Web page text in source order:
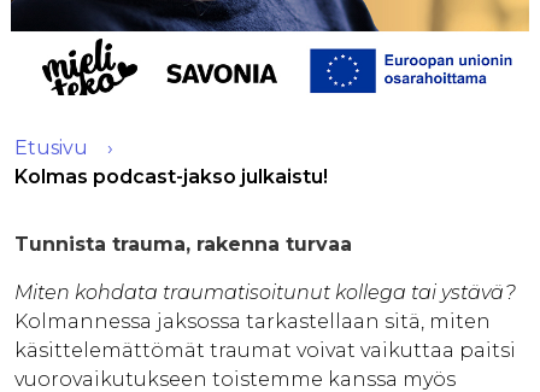
Etusivu
Kolmas podcast-jakso julkaistu!
Tunnista trauma, rakenna turvaa
Miten kohdata traumatisoitunut kollega tai ystävä?
Kolmannessa jaksossa tarkastellaan sitä, miten
käsittelemättömät traumat voivat vaikuttaa paitsi
vuorovaikutukseen toistemme kanssa myös